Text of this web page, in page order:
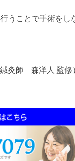
うことで手術をし
鍼灸師 森洋人 監修）